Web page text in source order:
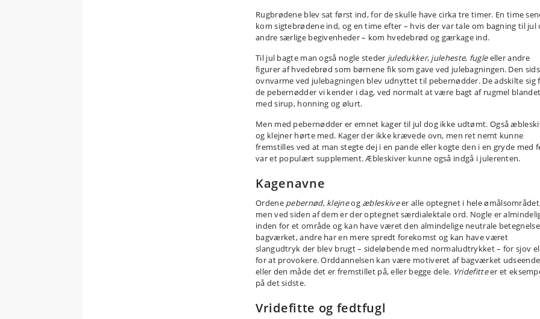
Rugbrødene blev sat først ind, for de skulle have cirka tre timer. En time
kom sigtebrødene ind, og en time efter – hvis der var tale om bagning til jul
andre særlige begivenheder – kom hvedebrød og gærkage ind.
Til jul bagte man også nogle steder juledukker, juleheste, fugleeller andre
figurer af hvedebrød som børnene fik som gave ved julebagningen. Den
ovnvarme ved julebagningen blev udnyttet til pebernødder. De adskilte sig
de pebernødder vi kender i dag, ved normalt at være bagt af rugmel
med sirup, honning og ølurt.
Men med pebernødder er emnet kager til jul dog ikke udtømt. Også
og klejner hørte med. Kager der ikke krævede ovn, men ret nemt kunne
fremstilles ved at man stegte dej i en pande eller kogte den i en gryde med
var et populært supplement. Æbleskiver kunne også indgå i julerenten.
Kagenavne
Ordene pebernød, klejneog æbleskiveer alle optegnet i hele
men ved siden af dem er der optegnet særdialektale ord. Nogle er
inden for et område og kan have været den almindelige neutrale
bagværket, andre har en mere spredt forekomst og kan have været
slangudtryk der blev brugt – sideløbende med normaludtrykket – for sjov
for at provokere. Orddannelsen kan være motiveret af bagværket udseende
eller den måde det er fremstillet på, eller begge dele. Vridefitteer et
på det sidste.
Vridefitte og fedtfugl